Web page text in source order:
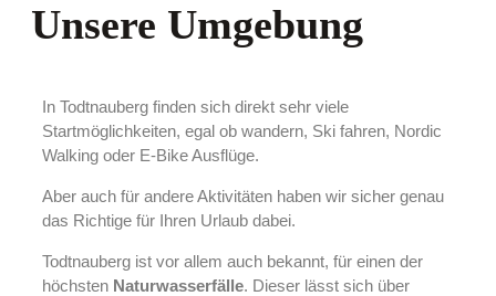
Unsere Umgebung
In Todtnauberg finden sich direkt sehr viele
Startmöglichkeiten, egal ob wandern, Ski fahren, Nordic
Walking oder E-Bike Ausflüge.
Aber auch für andere Aktivitäten haben wir sicher genau
das Richtige für Ihren Urlaub dabei.
Todtnauberg ist vor allem auch bekannt, für einen der
höchsten Naturwasserfälle. Dieser lässt sich über